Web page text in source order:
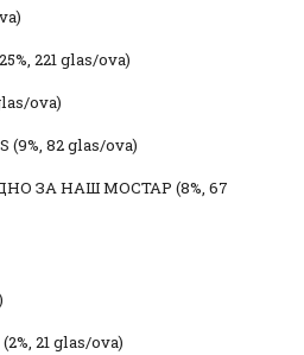
221 glas/ova)
ova)
(9%, 82 glas/ova)
ЗА НАШ МОСТАР (8%, 67
(2%, 21 glas/ova)